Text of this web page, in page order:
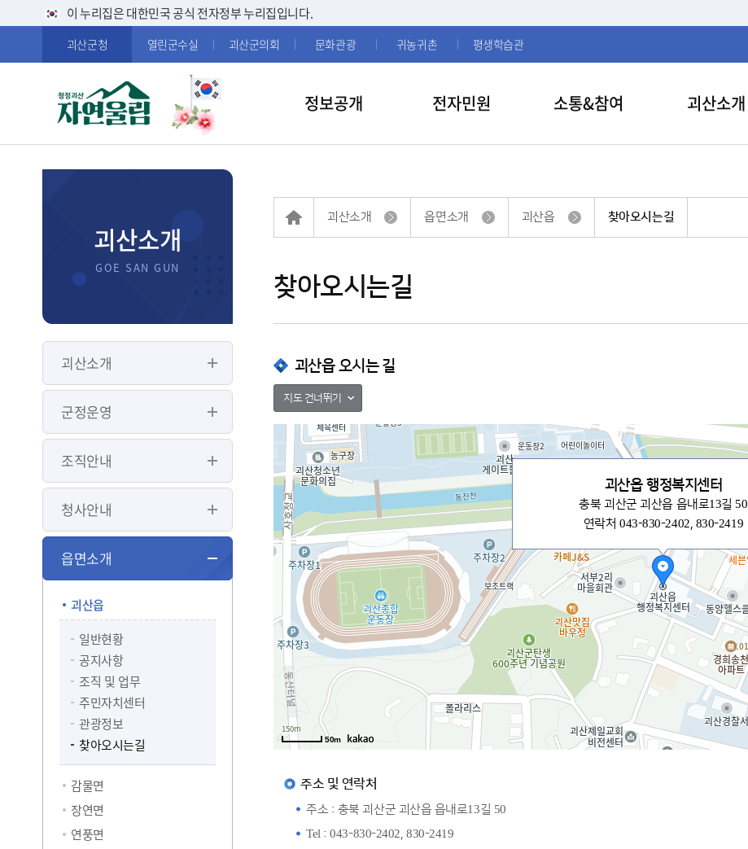
이 누리집은 대한민국 공식 전자정부 누리집입니다.
괴산군청 열린군수실 괴산군의회 문화관광 귀농귀촌 평생학습관
정보공개 전자민원 소통&참여 괴산소개
괴산소개
괴산소개
군정운영
조직안내
청사안내
읍면소개
괴산읍
일반현황
공지사항
조직 및 업무
주민자치센터
관광정보
찾아오시는길
감물면
장연면
연풍면
찾아오시는길
괴산소개 읍면소개 괴산읍 찾아오시는길
괴산읍 오시는 길
지도 건너뛰기
괴산읍 행정복지센터
충북 괴산군 괴산읍 읍내로13길 50
연락처 043-830-2402, 830-2419
50m
주소 및 연락처
주소 : 충북 괴산군 괴산읍 읍내로13길 50
Tel : 043-830-2402, 830-2419